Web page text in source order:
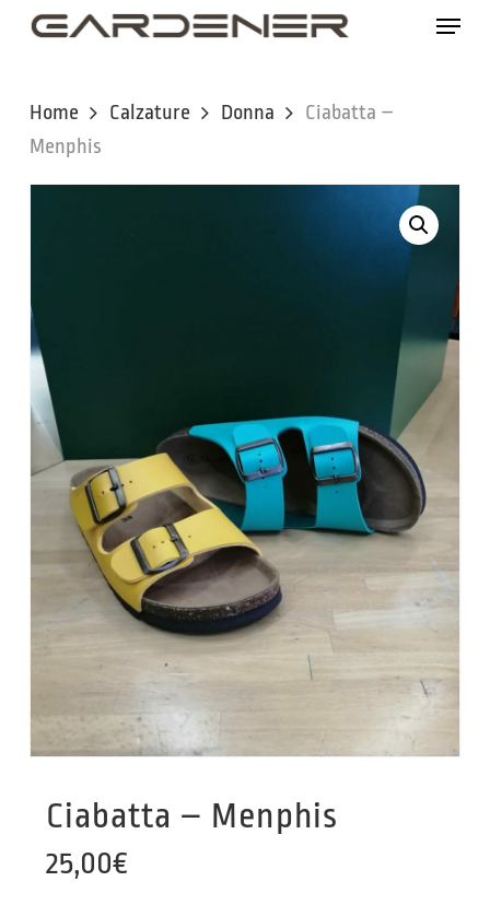
Skip
content
Menu
Home Calzature Donna
Ciabatta –
Menphis
Ciabatta – Menphis
25,00€